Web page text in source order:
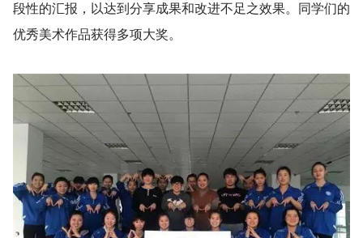
段性的汇报，以达到分享成果和改进不足之效果。同学们的
优秀美术作品获得多项大奖。